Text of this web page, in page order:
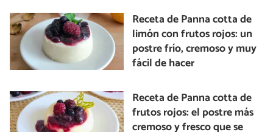
Receta de Panna cotta de
limón con frutos rojos: un
postre frío, cremoso y muy
fácil de hacer
Receta de Panna cotta de
frutos rojos: el postre más
cremoso y fresco que se